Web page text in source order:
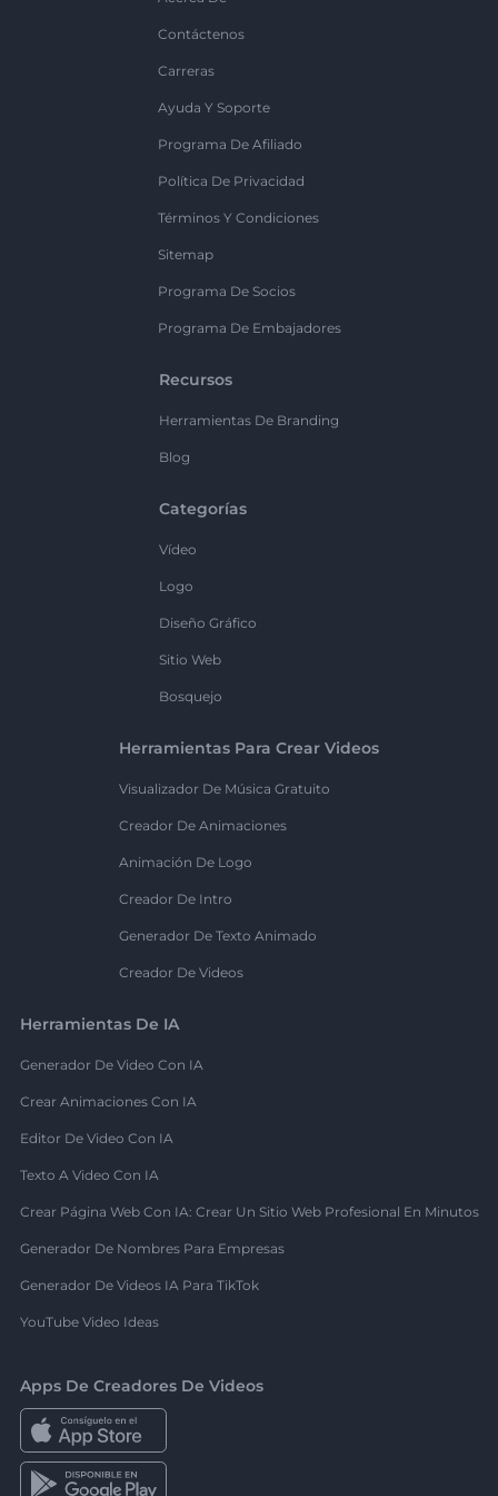
Contáctenos
Carreras
Ayuda Y Soporte
Programa De Afiliado
Política De Privacidad
Términos Y Condiciones
Sitemap
Programa De Socios
Programa De Embajadores
Recursos
Herramientas De Branding
Blog
Categorías
Vídeo
Logo
Diseño Gráfico
Sitio Web
Bosquejo
Herramientas Para Crear Videos
Visualizador De Música Gratuito
Creador De Animaciones
Animación De Logo
Creador De Intro
Generador De Texto Animado
Creador De Videos
Herramientas De IA
Generador De Video Con IA
Crear Animaciones Con IA
Editor De Video Con IA
Texto A Video Con IA
Crear Página Web Con IA: Crear Un Sitio Web Profesional En Minutos
Generador De Nombres Para Empresas
Generador De Videos IA Para TikTok
YouTube Video Ideas
Apps De Creadores De Videos